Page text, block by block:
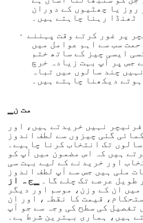
روز یا چھٹیوں کے دوران
ٹھنڈا رہنا چاہتے ہیں۔
·
سب سے اہم عوامل میں
ایسی چیز کے ساتھ ختم
جس پر آپ بہت زیادہ خرچ
چند سالوں میں تباہ
دیکھنا چاہتے ہیں۔
▁مت ن
نہیں خریدتے ہیں، اور
گئی چیزوں سے لطف اندوز
تک انتخاب کرنا چاہیے۔
ہیں کہ اس مضمون میں آپ کو
اور خریدنے کے لیے بہت سی
ملی ہیں جس سے آپ لطف اندوز
طویل عرصے تک چلے گا۔▁ج ہ از
میں ان کے وزن، موسم اور دیگر
قیمت کا نقطہ، اور ان
تفصیل کی سطح کی وجہ سے جو آپ
ہیں، ہماری بہترین شرط ہے۔